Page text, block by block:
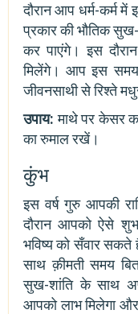
दौरान आप धर्म-कर्म
प्रकार की भौतिक
कर पाएंगे। इस
मिलेंगे। आप इस समय
जीवनसाथी से रिश्ते
उपाय:माथे पर केसर
का रुमाल रखें।
कुंभ
इस वर्ष गुरु आपकी
दौरान आपको ऐसे
भविष्य को सँवार
साथ क़ीमती समय
सुख-शांति के साथ
आपको लाभ मिलेगा और